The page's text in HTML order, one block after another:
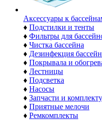
Аксессуары к
♦ Подстилки и тенты
♦ Фильтры для
♦ Чистка бассейна
♦ Дезинфекция
♦ Покрывала и
♦ Лестницы
♦ Подсветка
♦ Насосы
♦ Запчасти и
♦ Приятные мелочи
♦ Ремкомплекты